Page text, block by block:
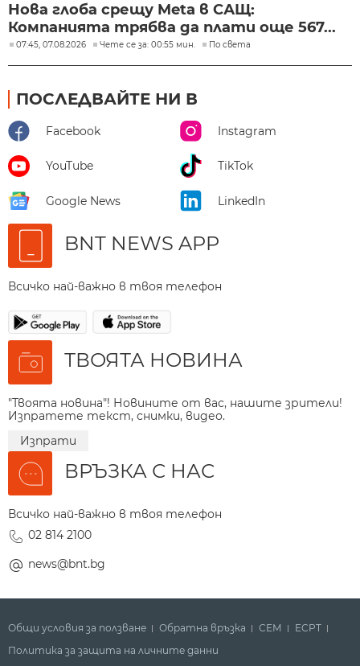
Нова глоба срещу Meta в САЩ:
Компанията трябва да плати още 567...
07:45, 07.08.2026 Чете се за: 00:55 мин. По света
ПОСЛЕДВАЙТЕ НИ В
Facebook Instagram
YouTube TikTok
Google News LinkedIn
BNT NEWS APP
Всичко най-важно в твоя телефон
ТВОЯТА НОВИНА
"Твоята новина"! Новините от вас, нашите зрители!
Изпратете текст, снимки, видео.
Изпрати
ВРЪЗКА С НАС
Всичко най-важно в твоя телефон
02 814 2100
news@bnt.bg
Общи условия за ползване Обратна връзка СЕМ
ECPT
Политика за защита на личните данни